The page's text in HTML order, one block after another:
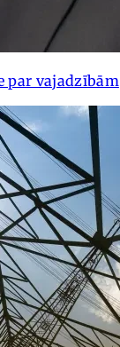
par vajadzībām